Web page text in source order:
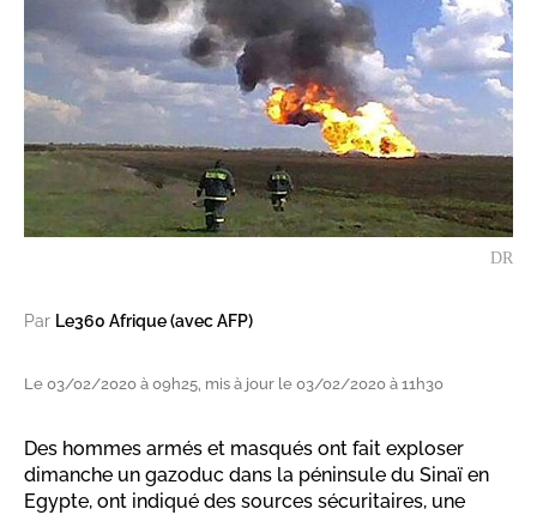
DR
Par Le360 Afrique (avec AFP)
Le 03/02/2020 à 09h25, mis à jour le 03/02/2020 à 11h30
Des hommes armés et masqués ont fait exploser
dimanche un gazoduc dans la péninsule du Sinaï en
Egypte, ont indiqué des sources sécuritaires, une